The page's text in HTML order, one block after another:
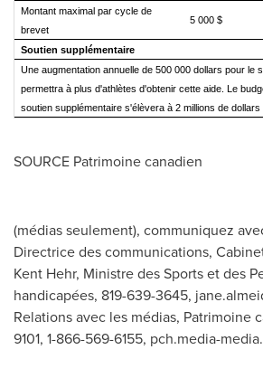
Montant maximal par cycle de
brevet
5 000 $
Soutien supplémentaire
Une augmentation annuelle de 500 000 dollars pour le
permettra à plus d'athlètes d'obtenir cette aide. Le
soutien supplémentaire s'élèvera à 2 millions de dollars
SOURCE Patrimoine canadien
(médias seulement), communiquez
Directrice des communications,
Kent Hehr, Ministre des Sports et des
handicapées, 819-639-3645,
Relations avec les médias, Patrimoine
9101, 1-866-569-6155, pch.media-